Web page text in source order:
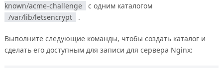
known/acme-challenge
с одним каталогом
/var/lib/letsencrypt
.
Выполните следующие команды, чтобы создать каталог и
сделать его доступным для записи для сервера Nginx: